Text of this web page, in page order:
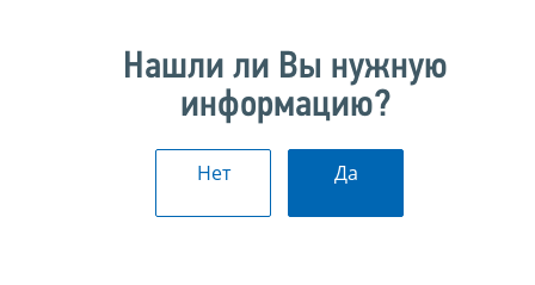
Нашли ли Вы нужную
информацию?
Нет Да